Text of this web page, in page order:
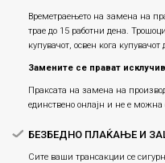
Времетраењето на замена на
трае до 15 работни дена.
купувачот, освен кога
Замените се прават
Праксата на замена на
единствено онлајн и не е
БЕЗБЕДНО ПЛАЌАЊЕ И
Сите ваши трансакции се